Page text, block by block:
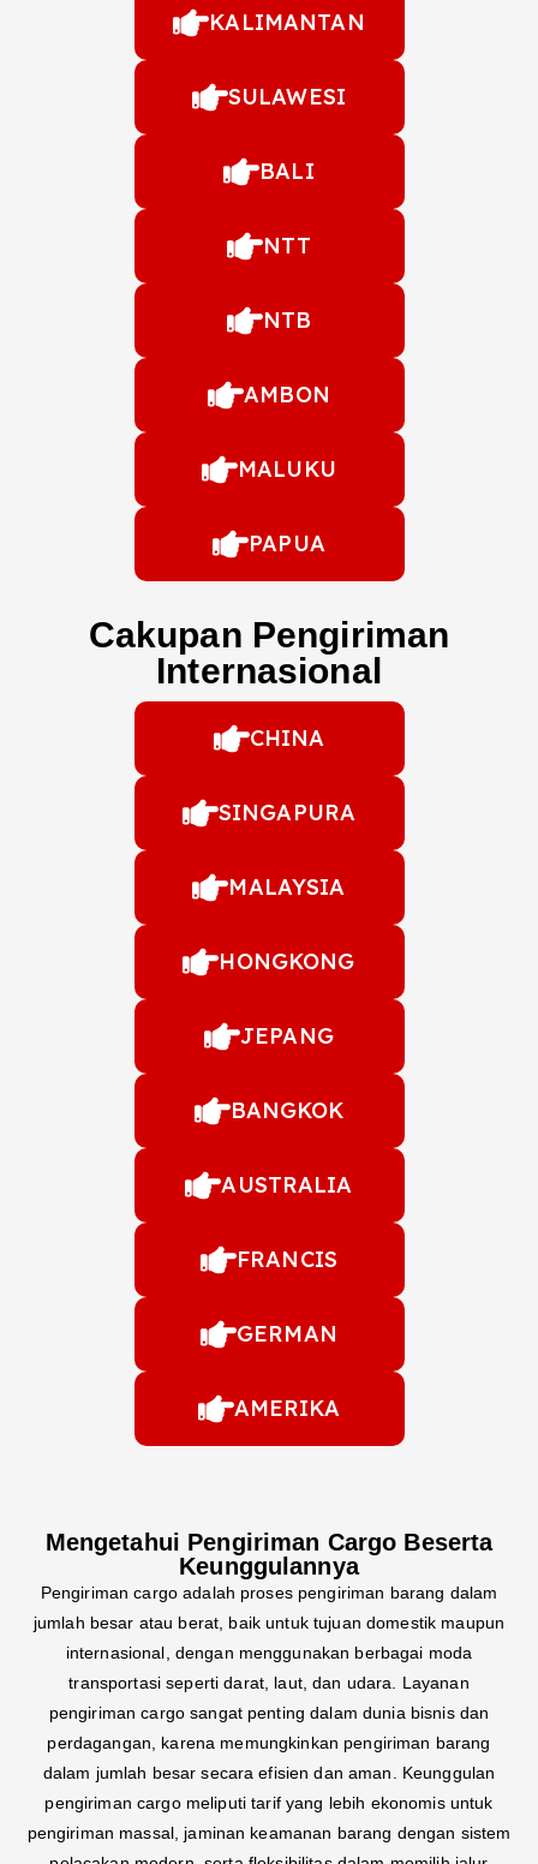
KALIMANTAN
SULAWESI
BALI
NTT
NTB
AMBON
MALUKU
PAPUA
Cakupan Pengiriman
Internasional
CHINA
SINGAPURA
MALAYSIA
HONGKONG
JEPANG
BANGKOK
AUSTRALIA
FRANCIS
GERMAN
AMERIKA
Mengetahui Pengiriman Cargo Beserta
Keunggulannya
Pengiriman cargo adalah proses pengiriman barang dalam
jumlah besar atau berat, baik untuk tujuan domestik maupun
internasional, dengan menggunakan berbagai moda
transportasi seperti darat, laut, dan udara. Layanan
pengiriman cargo sangat penting dalam dunia bisnis dan
perdagangan, karena memungkinkan pengiriman barang
dalam jumlah besar secara efisien dan aman. Keunggulan
pengiriman cargo meliputi tarif yang lebih ekonomis untuk
pengiriman massal, jaminan keamanan barang dengan sistem